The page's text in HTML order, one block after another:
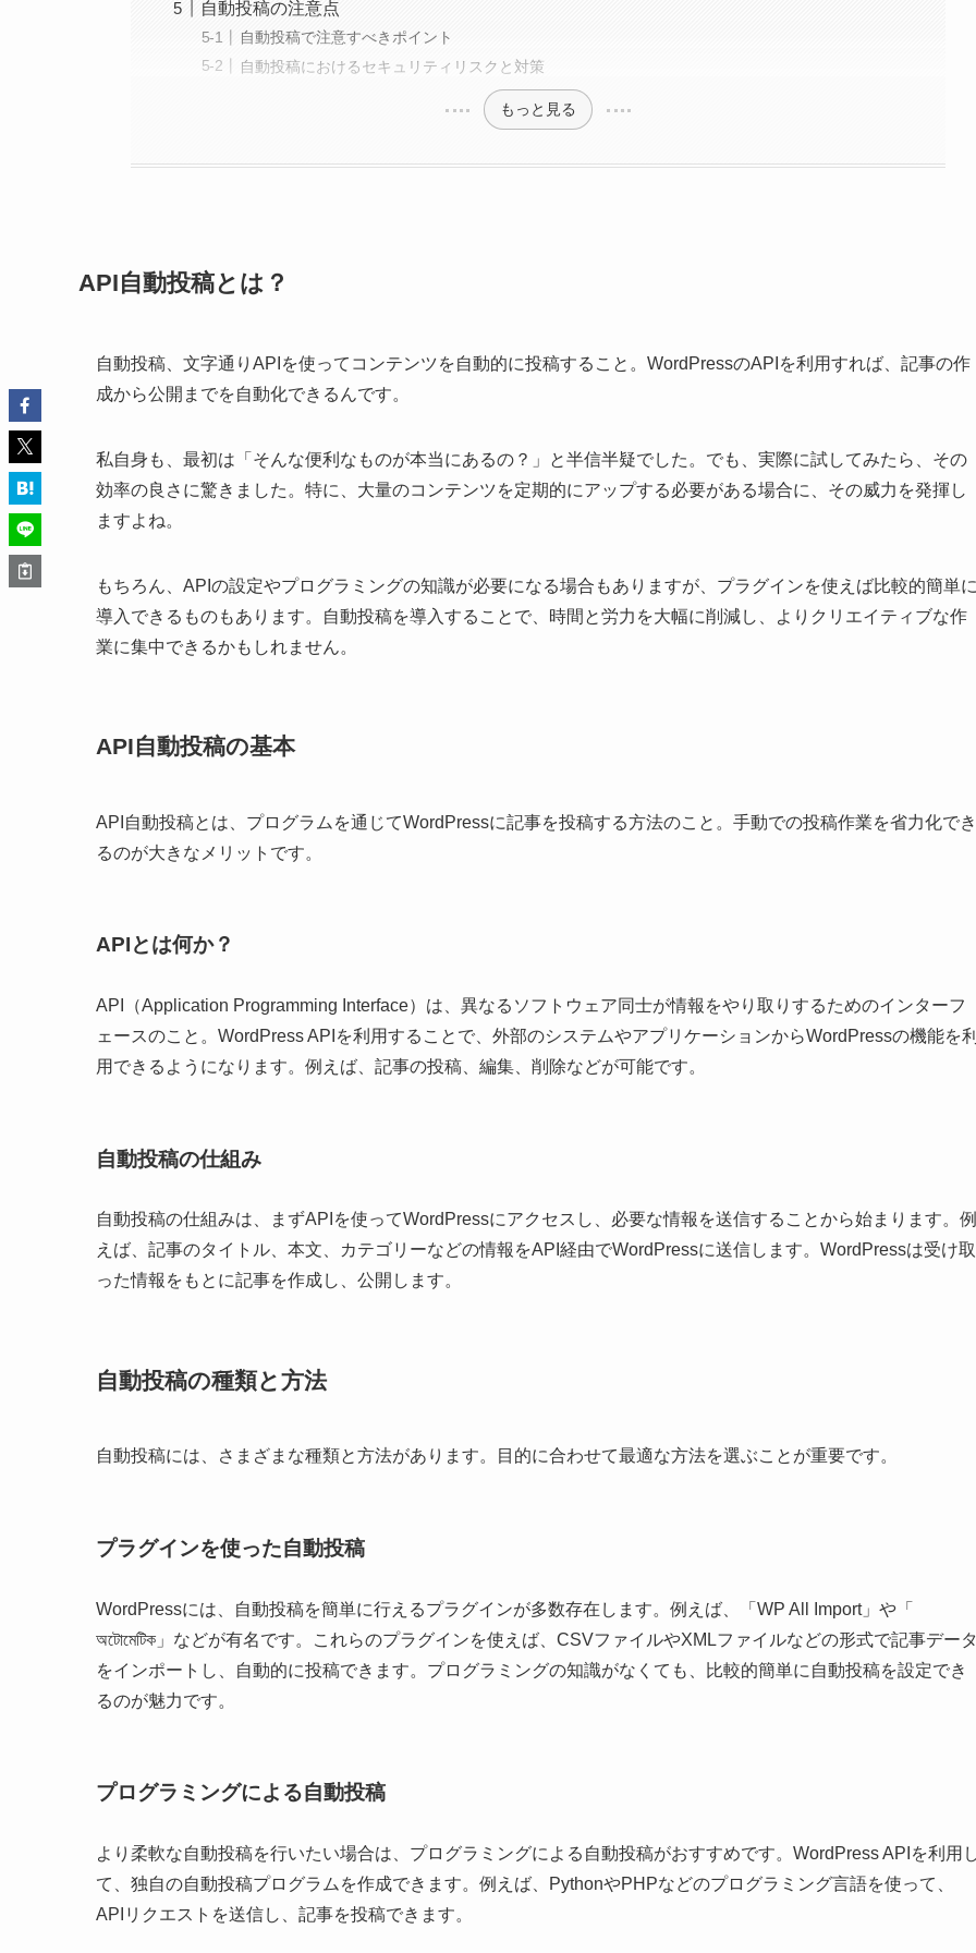
自動投稿の注意点
自動投稿で注意すべきポイント
自動投稿におけるセキュリティリスクと対策
もっと見る
API自動投稿とは？
自動投稿、文字通りAPIを使ってコンテンツを自動的に投稿すること。WordPressのAPIを利用すれば、記事の作
成から公開までを自動化できるんです。
私自身も、最初は「そんな便利なものが本当にあるの？」と半信半疑でした。でも、実際に試してみたら、その
効率の良さに驚きました。特に、大量のコンテンツを定期的にアップする必要がある場合に、その威力を発揮し
ますよね。
もちろん、APIの設定やプログラミングの知識が必要になる場合もありますが、プラグインを使えば比較的簡単
導入できるものもあります。自動投稿を導入することで、時間と労力を大幅に削減し、よりクリエイティブな作
業に集中できるかもしれません。
API自動投稿の基本
API自動投稿とは、プログラムを通じてWordPressに記事を投稿する方法のこと。手動での投稿作業を省力化でき
るのが大きなメリットです。
APIとは何か？
API（Application Programming Interface）は、異なるソフトウェア同士が情報をやり取りするためのインターフ
ェースのこと。WordPress APIを利用することで、外部のシステムやアプリケーションからWordPressの機能を
用できるようになります。例えば、記事の投稿、編集、削除などが可能です。
自動投稿の仕組み
自動投稿の仕組みは、まずAPIを使ってWordPressにアクセスし、必要な情報を送信することから始まります。例
えば、記事のタイトル、本文、カテゴリーなどの情報をAPI経由でWordPressに送信します。WordPressは受け取
った情報をもとに記事を作成し、公開します。
自動投稿の種類と方法
自動投稿には、さまざまな種類と方法があります。目的に合わせて最適な方法を選ぶことが重要です。
プラグインを使った自動投稿
WordPressには、自動投稿を簡単に行えるプラグインが多数存在します。例えば、「WP All Import」や「
অটোমেটিক」などが有名です。これらのプラグインを使えば、CSVファイルやXMLファイルなどの形式で記事デー
をインポートし、自動的に投稿できます。プログラミングの知識がなくても、比較的簡単に自動投稿を設定でき
るのが魅力です。
プログラミングによる自動投稿
より柔軟な自動投稿を行いたい場合は、プログラミングによる自動投稿がおすすめです。WordPress APIを利用
て、独自の自動投稿プログラムを作成できます。例えば、PythonやPHPなどのプログラミング言語を使って、
APIリクエストを送信し、記事を投稿できます。